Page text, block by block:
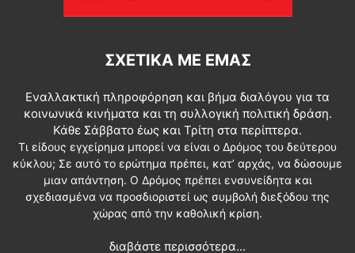
ΣΧΕΤΙΚΆ ΜΕ ΕΜΆΣ
Εναλλακτική πληροφόρηση και βήμα διαλόγου για τα
κοινωνικά κινήματα και τη συλλογική πολιτική δράση.
Κάθε Σάββατο έως και Τρίτη στα περίπτερα.
Τι είδους εγχείρημα μπορεί να είναι ο Δρόμος του δεύτερου
κύκλου; Σε αυτό το ερώτημα πρέπει, κατ’ αρχάς, να δώσουμε
μιαν απάντηση. Ο Δρόμος πρέπει ενσυνείδητα και
σχεδιασμένα να προσδιοριστεί ως συμβολή διεξόδου της
χώρας από την καθολική κρίση.
διαβάστε περισσότερα...